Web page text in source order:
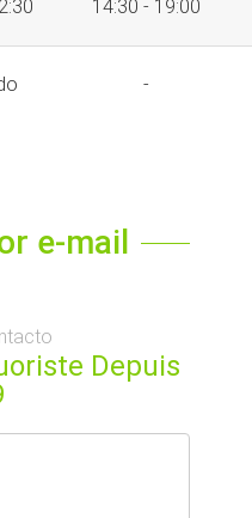
14:30 - 19:00
-
e-mail
Depuis